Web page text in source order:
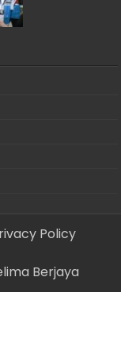
Policy
Berjaya